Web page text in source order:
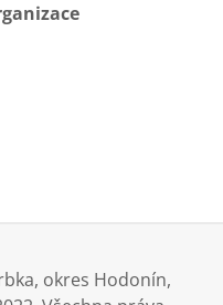
okres Hodonín,